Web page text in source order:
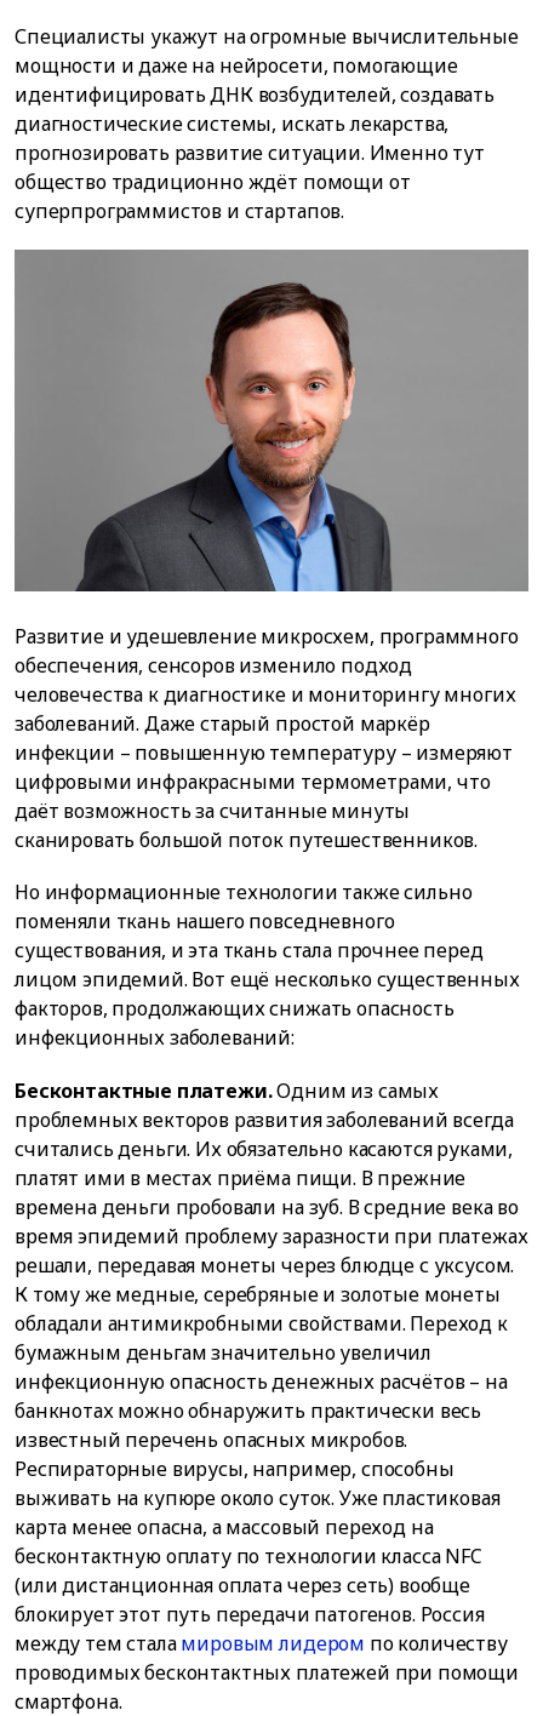
Специалисты укажут на огромные вычислительные
мощности и даже на нейросети, помогающие
идентифицировать ДНК возбудителей, создавать
диагностические системы, искать лекарства,
прогнозировать развитие ситуации. Именно тут
общество традиционно ждёт помощи от
суперпрограммистов и стартапов.
Развитие и удешевление микросхем, программного
обеспечения, сенсоров изменило подход
человечества к диагностике и мониторингу многих
заболеваний. Даже старый простой маркёр
инфекции – повышенную температуру – измеряют
цифровыми инфракрасными термометрами, что
даёт возможность за считанные минуты
сканировать большой поток путешественников.
Но информационные технологии также сильно
поменяли ткань нашего повседневного
существования, и эта ткань стала прочнее перед
лицом эпидемий. Вот ещё несколько существенных
факторов, продолжающих снижать опасность
инфекционных заболеваний:
Бесконтактные платежи.Одним из самых
проблемных векторов развития заболеваний всегда
считались деньги. Их обязательно касаются руками,
платят ими в местах приёма пищи. В прежние
времена деньги пробовали на зуб. В средние века во
время эпидемий проблему заразности при платежах
решали, передавая монеты через блюдце с уксусом.
К тому же медные, серебряные и золотые монеты
обладали антимикробными свойствами. Переход к
бумажным деньгам значительно увеличил
инфекционную опасность денежных расчётов – на
банкнотах можно обнаружить практически весь
известный перечень опасных микробов.
Респираторные вирусы, например, способны
выживать на купюре около суток. Уже пластиковая
карта менее опасна, а массовый переход на
бесконтактную оплату по технологии класса NFC
(или дистанционная оплата через сеть) вообще
блокирует этот путь передачи патогенов. Россия
между тем сталамировым лидером по количеству
проводимых бесконтактных платежей при помощи
смартфона.